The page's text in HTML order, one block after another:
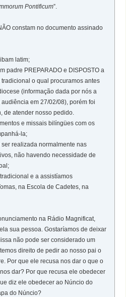
Pontificum”.
constam no documento assinado
latim;
padre PREPARADO e DISPOSTO a
o qual procuramos antes
(informação dada por nós a
em 27/02/08), porém foi
de atender nosso pedido.
e missais bilíngües com os
la;
realizada normalmente nas
não havendo necessidade de
e a assistíamos
na Escola de Cadetes, na
na Rádio Magnificat,
sua pessoa. Gostaríamos de deixar
não pode ser considerado um
direito de pedir ao nosso pai o
Por que ele recusa nos dar o que o
dar? Por que recusa ele obedecer
diz ele obedecer ao Núncio do
do Núncio?